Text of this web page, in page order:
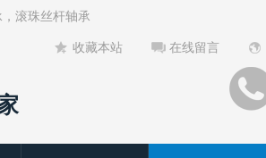
滚珠丝杆轴承
收藏本站
在线留言